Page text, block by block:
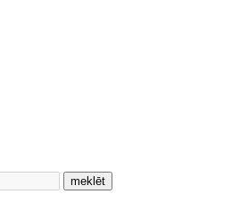
meklēt